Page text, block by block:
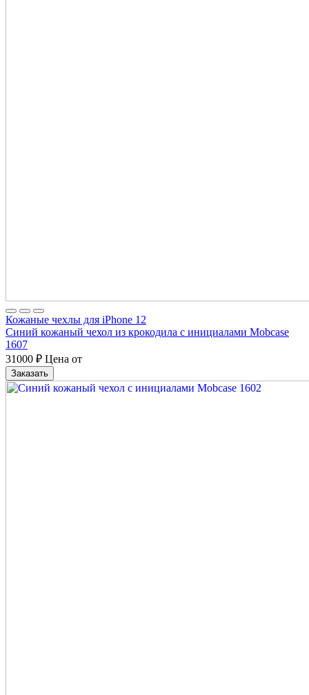
Кожаные чехлы для iPhone 12
Синий кожаный чехол из крокодила с инициалами Mobcase
1607
31000 ₽ Цена от
Заказать